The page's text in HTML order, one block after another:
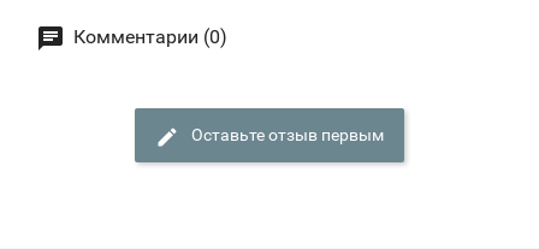
Комментарии (0)
Оставьте отзыв первым